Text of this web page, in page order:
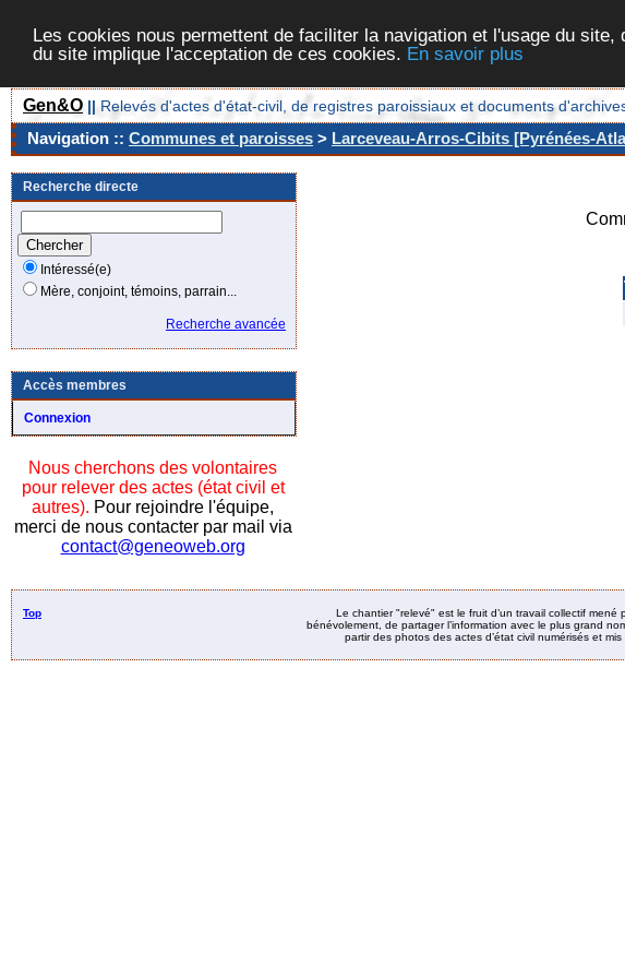
Les cookies nous permettent de faciliter la navigation et l'usage du
du site implique l'acceptation de ces cookies. En savoir plus
Gen&O || Relevés d'actes d'état-civil, de registres paroissiaux et documents
Navigation :: Communes et paroisses > Larceveau-Arros-Cibits [Pyrénées-
Recherche directe
Intéressé(e)
Mère, conjoint, témoins, parrain...
Recherche avancée
Accès membres
Connexion
Nous cherchons des volontaires
pour relever des actes (état civil et
autres). Pour rejoindre l'équipe,
merci de nous contacter par mail via
contact@geneoweb.org
Top
Le chantier "relevé" est le fruit d’un travail collectif mené
bénévolement, de partager l’information avec le plus grand
partir des photos des actes d’état civil numérisés et